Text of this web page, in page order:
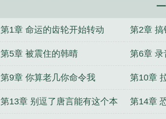
第1章 命运的齿轮开始转动 第2章 搞
第5章 被震住的韩晴 第6章 录
住了
第9章 你算老几你命令我 第10章
第13章 别逗了唐言能有这个本 第14章